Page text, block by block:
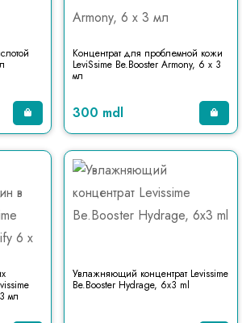
Концентрат для проблемной кожи
LeviSsime Be.Booster Armony, 6 х 3
мл
300 mdl
мл
Увлажняющий концентрат Levissime
Be.Booster Hydrage, 6x3 ml